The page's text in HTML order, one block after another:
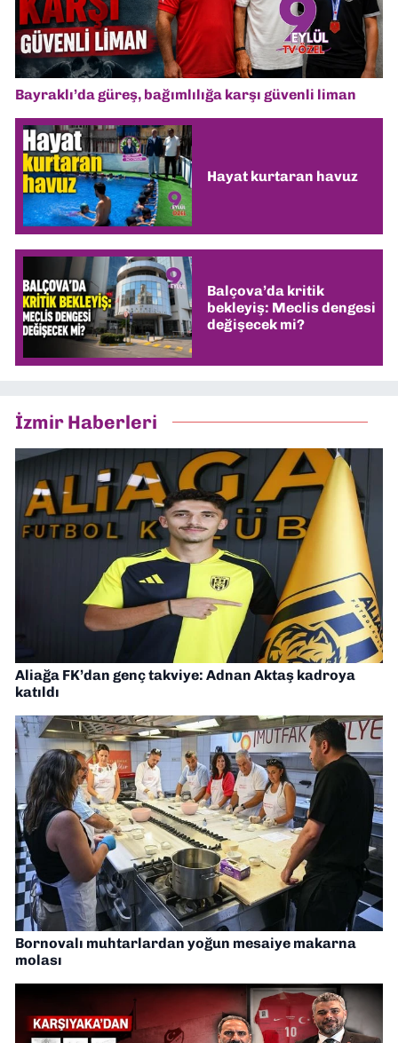
Bayraklı’da güreş, bağımlılığa karşı güvenli liman
Hayat kurtaran havuz
Balçova’da kritik
bekleyiş: Meclis dengesi
değişecek mi?
İzmir Haberleri
Aliağa FK’dan genç takviye: Adnan Aktaş kadroya
katıldı
Bornovalı muhtarlardan yoğun mesaiye makarna
molası